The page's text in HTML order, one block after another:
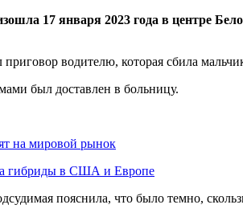
17 января 2023 года в центре
был доставлен в больницу.
на мировой рынок
гибриды в США и Европе
пояснила, что было темно,